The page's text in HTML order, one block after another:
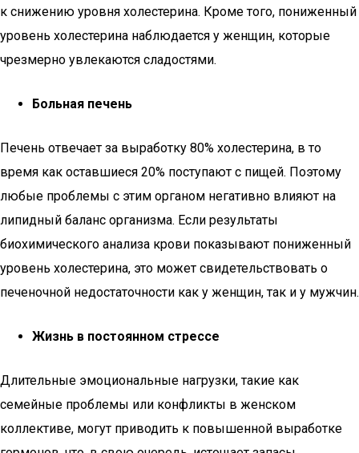
к снижению уровня холестерина. Кроме того, пониженный
уровень холестерина наблюдается у женщин, которые
чрезмерно увлекаются сладостями.
Больная печень
Печень отвечает за выработку 80% холестерина, в то
время как оставшиеся 20% поступают с пищей. Поэтому
любые проблемы с этим органом негативно влияют на
липидный баланс организма. Если результаты
биохимического анализа крови показывают пониженный
уровень холестерина, это может свидетельствовать о
печеночной недостаточности как у женщин, так и у мужчин.
Жизнь в постоянном стрессе
Длительные эмоциональные нагрузки, такие как
семейные проблемы или конфликты в женском
коллективе, могут приводить к повышенной выработке